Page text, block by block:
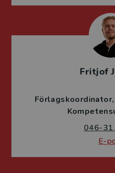
Fritjof
Förlagskoordinator
046-31
E-